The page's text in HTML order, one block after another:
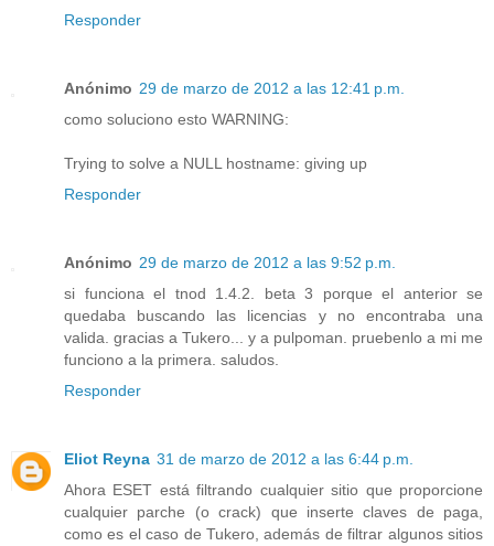
Responder
Anónimo 29 de marzo de 2012 a las 12:41 p.m.
como soluciono esto WARNING:
Trying to solve a NULL hostname: giving up
Responder
Anónimo 29 de marzo de 2012 a las 9:52 p.m.
si funciona el tnod 1.4.2. beta 3 porque el anterior se
quedaba buscando las licencias y no encontraba una
valida. gracias a Tukero... y a pulpoman. pruebenlo a mi me
funciono a la primera. saludos.
Responder
Eliot Reyna 31 de marzo de 2012 a las 6:44 p.m.
Ahora ESET está filtrando cualquier sitio que proporcione
cualquier parche (o crack) que inserte claves de paga,
como es el caso de Tukero, además de filtrar algunos sitios